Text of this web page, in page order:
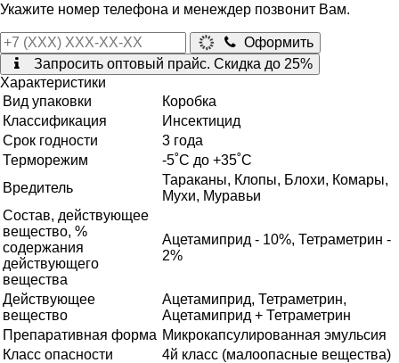
Укажите номер телефона и менеждер позвонит Вам.
Оформить
Запросить оптовый прайс. Скидка до 25%
Характеристики
Вид упаковки
Коробка
Классификация
Инсектицид
Срок годности
3 года
Терморежим
-5˚С до +35˚С
Вредитель
Тараканы, Клопы, Блохи, Комары,
Мухи, Муравьи
Состав, действующее
вещество, %
содержания
действующего
вещества
Ацетамиприд - 10%, Тетраметрин -
2%
Действующее
вещество
Ацетамиприд, Тетраметрин,
Ацетамиприд + Тетраметрин
Препаративная форма Микрокапсулированная эмульсия
Класс опасности
4й класс (малоопасные вещества)